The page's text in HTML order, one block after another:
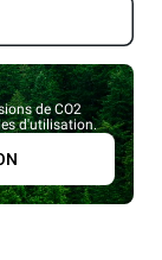
de CO2
d'utilisation.